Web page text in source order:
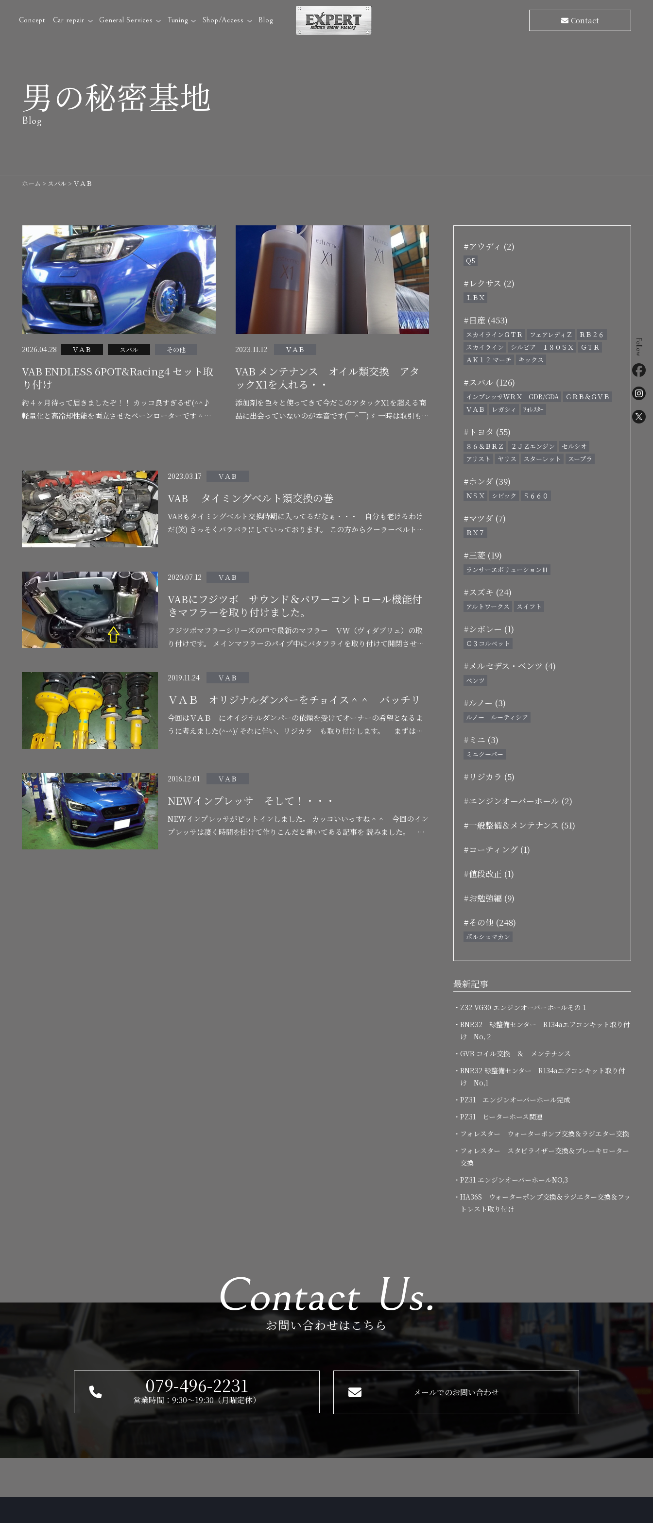
Contact
Concept Car repair General Services Tuning Shop/Access Blog
Follow
男の秘密基地
Blog
ホーム > スバル > ＶＡＢ
2026.04.28 ＶＡＢ スバル その他
VAB ENDLESS 6POT&Racing4 セット取
り付け
約４ヶ月待って届きましたぞ！！ カッコ良すぎるぜ(^^♪
軽量化と高冷却性能を両立させたベーンローターです＾
2023.11.12 ＶＡＢ
VAB メンテナンス オイル類交換 アタ
ックX1を入れる・・
添加剤を色々と使ってきて今だこのアタックX1を超える商
品に出会っていないのが本音です(￣^￣)ゞ 一時は取引も危
2023.03.17 ＶＡＢ
VAB タイミングベルト類交換の巻
VABもタイミングべルト交換時期に入ってるだなぁ・・・ 自分も老けるわけ
だ(笑) さっそくバラバラにしていっております。 この方からクーラーベルトが
2020.07.12 ＶＡＢ
VABにフジツボ サウンド＆パワーコントロール機能付
きマフラーを取り付けました。
フジツボマフラーシリーズの中で最新のマフラー ＶＷ（ヴィダブリュ）の取
り付けです。 メインマフラーのパイプ中にバタフライを取り付けて開閉させ、
2019.11.24 ＶＡＢ
ＶＡＢ オリジナルダンパーをチョイス＾＾ バッチリ
今回はＶＡＢ にオイジナルダンパーの依頼を受けてオーナーの希望となるよ
うに考えました(^-^)/ それに伴い、リジカラ も取り付けします。 まずは純
2016.12.01 ＶＡＢ
NEWインプレッサ そして！・・・
NEWインプレッサがピットインしました。 カッコいいっすね＾＾ 今回のイン
プレッサは凄く時間を掛けて作りこんだと書いてある記事を 読みました。 ま
#アウディ (2)
Q5
#レクサス (2)
ＬＢＸ
#日産 (453)
スカイラインＧＴＲ フェアレディＺ
ＲＢ２６
スカイライン
シルビア １８０ＳＸ
ＧＴＲ
ＡＫ１２ マーチ
キックス
#スバル (126)
インプレッサＷＲＸ GDB/GDA
ＧＲＢ＆ＧＶＢ
ＶＡＢ
レガシィ ﾌｫﾚｽﾀｰ
#トヨタ (55)
８６＆ＢＲＺ ２ＪＺエンジン
セルシオ
アリスト
ヤリス スターレット スープラ
#ホンダ (39)
ＮＳＸ シビック Ｓ６６０
#マツダ (7)
ＲＸ７
#三菱 (19)
ランサーエボリューションⅢ
#スズキ (24)
アルトワークス スイフト
#シボレー (1)
Ｃ３コルベット
#メルセデス・ベンツ (4)
ベンツ
#ルノー (3)
ルノー ルーティシア
#ミニ (3)
ミニクーパー
#リジカラ (5)
#エンジンオーバーホール (2)
#一般整備＆メンテナンス (51)
#コーティング (1)
#値段改正 (1)
#お勉強編 (9)
#その他 (248)
ポルシェマカン
最新記事
・Z32 VG30 エンジンオーバーホールその１
・BNR32 緑整備センター R134aエアコンキット取り付
け No,２
・GVB コイル交換 ＆ メンテナンス
・BNR32 緑整備センター R134aエアコンキット取り付
け No,1
・PZ31 エンジンオーバーホール完成
・PZ31 ヒーターホース関連
・フォレスター ウォーターポンプ交換＆ラジエター交換
・フォレスター スタビライザー交換＆ブレーキローター
交換
・PZ31 エンジンオーバーホールNO,3
・HA36S ウォーターポンプ交換＆ラジエター交換＆フッ
トレスト取り付け
お問い合わせはこちら
079-496-2231
営業時間：9:30～19:30（月曜定休）
メールでのお問い合わせ